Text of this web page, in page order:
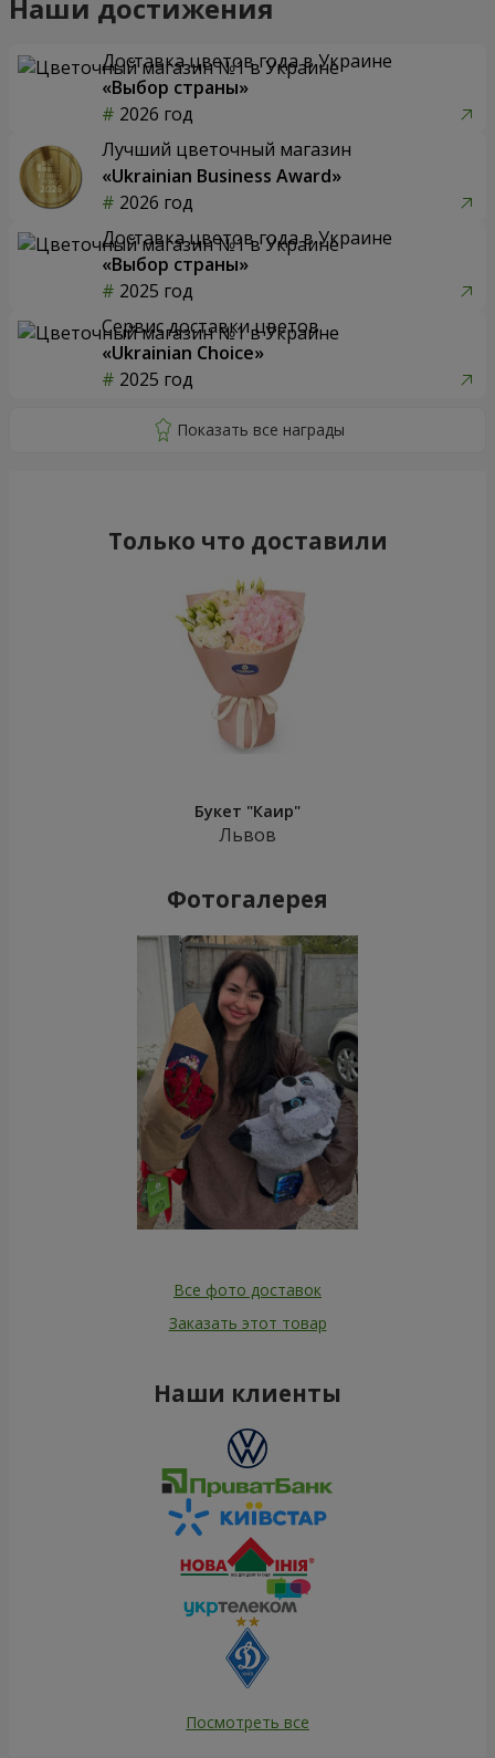
Наши достижения
Доставка цветов года в Украине
«Выбор страны»
2026 год
Лучший цветочный магазин
«Ukrainian Business Award»
2026 год
Доставка цветов года в Украине
«Выбор страны»
2025 год
Сервис доставки цветов
«Ukrainian Choice»
2025 год
Только что доставили
Букет "Каир"
Львов
Фотогалерея
Все фото доставок
Заказать этот товар
Наши клиенты
Посмотреть все